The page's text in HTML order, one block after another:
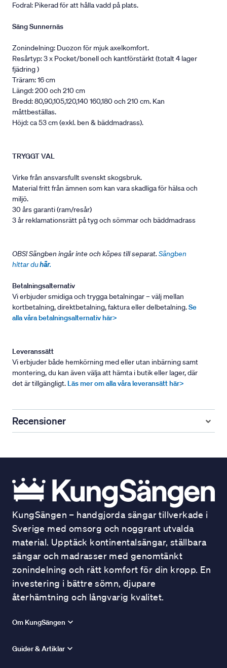
Fodral: Pikerad för att hålla vadd på plats.
Säng Sunnernäs
Zonindelning: Duozon för mjuk axelkomfort.
Resårtyp: 3 x Pocket/bonell och kantförstärkt (totalt 4 lager
fjädring )
Träram: 16 cm
Längd: 200 och 210 cm
Bredd: 80,90,105,120,140 160,180 och 210 cm. Kan
måttbeställas.
Höjd: ca 53 cm (exkl. ben & bäddmadrass).
TRYGGT VAL
Virke från ansvarsfullt svenskt skogsbruk.
Material fritt från ämnen som kan vara skadliga för hälsa och
miljö.
30 års garanti (ram/resår)
3 år reklamationsrätt på tyg och sömmar och bäddmadrass
OBS! Sängben ingår inte och köpes till separat. Sängben
hittar duhär.
Betalningsalternativ
Vi erbjuder smidiga och trygga betalningar – välj mellan
kortbetalning, direktbetalning, faktura eller delbetalning.Se
alla våra betalningsalternativ här>
Leveranssätt
Vi erbjuder både hemkörning med eller utan inbärning samt
montering, du kan även välja att hämta i butik eller lager, där
det är tillgängligt. Läs mer om alla våra leveransätt här>
Recensioner
KungSängen – handgjorda sängar tillverkade i
Sverige med omsorg och noggrant utvalda
material. Upptäck kontinentalsängar, ställbara
sängar och madrasser med genomtänkt
zonindelning och rätt komfort för din kropp. En
investering i bättre sömn, djupare
återhämtning och långvarig kvalitet.
Om KungSängen
Guider & Artiklar